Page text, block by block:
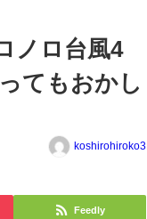
ノロ台風4
てもおかし
koshirohiroko3
Feedly